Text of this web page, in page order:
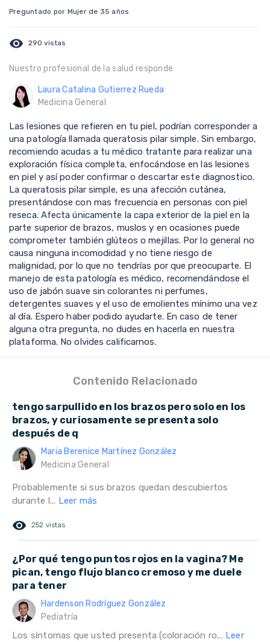
Preguntado por Mujer de 35 años
visibility 290 vistas
Nuestro profesional de la salud responde
Laura Catalina Gutierrez Rueda
Medicina General
Las lesiones que refieren en tu piel, podrían corresponder a
una patología llamada queratosis pilar simple. Sin embargo,
recomiendo acudas a tu médico tratante para realizar una
exploración física completa, enfocándose en las lesiones
en piel y así poder confirmar o descartar este diagnostico.
La queratosis pilar simple, es una afección cutánea,
presentándose con mas frecuencia en personas con piel
reseca. Afecta únicamente la capa exterior de la piel en la
parte superior de brazos, muslos y en ocasiones puede
comprometer también glúteos o mejillas. Por lo general no
causa ninguna incomodidad y no tiene riesgo de
malignidad, por lo que no tendrías por que preocuparte. El
manejo de esta patología es médico, recomendándose el
uso de jabón suave sin colorantes ni perfumes,
detergentes suaves y el uso de emolientes mínimo una vez
al día. Espero haber podido ayudarte. En caso de tener
alguna otra pregunta, no dudes en hacerla en nuestra
plataforma. No olvides calificarnos.
Contenido Relacionado
tengo sarpullido en los brazos pero solo en los
brazos, y curiosamente se presenta solo
después de q
Maria Berenice Martínez González
Medicina General
Probablemente si sus brazos quedan descubiertos
durante l... Leer más
remove_red_eye 252 vistas
¿Por qué tengo puntos rojos en la vagina? Me
pican, tengo flujo blanco cremoso y me duele
para tener
Hardenson Rodríguez González
Pediatría
Los síntomas que usted presenta (coloración ro... Leer